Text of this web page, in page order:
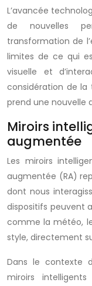
L’avancée
de nouvelles
transformation de
limites de ce qui
visuelle et
considération de la
prend une nouvelle
Miroirs
augmentée
Les miroirs
augmentée (RA)
dont nous
dispositifs peuvent
comme la météo,
style, directement
Dans le contexte
miroirs